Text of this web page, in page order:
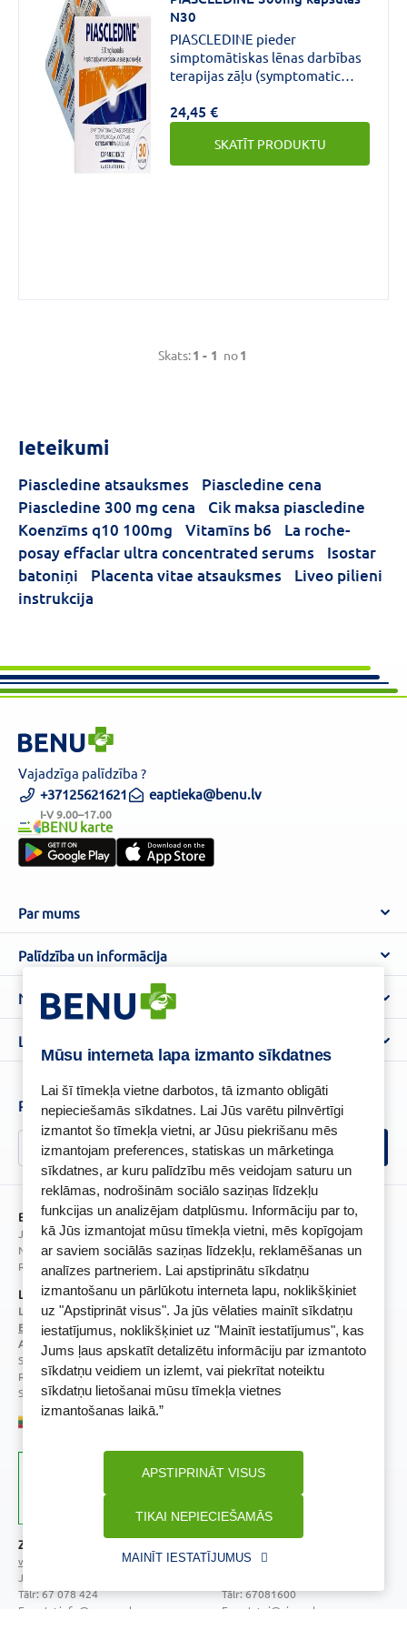
Mūsu interneta lapa izmanto sīkdatnes
Lai šī tīmekļa vietne darbotos, tā izmanto obligāti
nepieciešamās sīkdatnes. Lai Jūs varētu pilnvērtīgi
izmantot šo tīmekļa vietni, ar Jūsu piekrišanu mēs
izmantojam preferences, statiskas un mārketinga
sīkdatnes, ar kuru palīdzību mēs veidojam saturu un
reklāmas, nodrošinām sociālo saziņas līdzekļu
funkcijas un analizējam datplūsmu. Informāciju par to,
kā Jūs izmantojat mūsu tīmekļa vietni, mēs kopīgojam
ar saviem sociālās saziņas līdzekļu, reklamēšanas un
analīzes partneriem. Lai apstiprinātu sīkdatņu
izmantošanu un pārlūkotu interneta lapu, noklikšķiniet
uz "Apstiprināt visus". Ja jūs vēlaties mainīt sīkdatņu
iestatījumus, noklikšķiniet uz "Mainīt iestatījumus", kas
Jums ļaus apskatīt detalizētu informāciju par izmantoto
sīkdatņu veidiem un izlemt, vai piekrītat noteiktu
sīkdatņu lietošanai mūsu tīmekļa vietnes
izmantošanas laikā.”
TIKAI NEPIECIEŠAMĀS
APSTIPRINĀT VISUS
MAINĪT IESTATĪJUMUS
€ līdz €
Zīmols
vielas
Kapsulas (1)
N30
PIASCLEDINE pieder
simptomātiskas lēnas darbības
terapijas zāļu (symptomatic
osteoarthritis, SYSADOA)
grupai osteoartrīta ārstēšanai,
kam raksturīga iedarbība pēc
zināma laika.
24,45 €
SKATĪT PRODUKTU
Skats:1 - 1 no1
Ieteikumi
Piascledine atsauksmes
Piascledine cena
Piascledine 300 mg cena
Cik maksa piascledine
Koenzīms q10 100mg
Vitamīns b6
La roche-
posay effaclar ultra concentrated serums
Isostar
batoniņi
Placenta vitae atsauksmes
Liveo pilieni
instrukcija
Vajadzīga palīdzība ?
+37125621621
I-V 9.00–17.00
eaptieka@benu.lv
BENU karte
Par mums
Par BENU
Benu Blogs
Aptiekas
Palīdzība un informācija
BENU Aptieka kontakti
Piegāde
Biežāk uzdotie jautājumi
Noteikumi
Lietošanas noteikumi
Atteikuma tiesību veidlapa
Privātuma politika
Sīkfailu politika
Videonovērošanas politika
Lojalitātes programma
Senioru priekšrocības
Īpašās priekšrocības
BENU lietotne
BENU lojalitātes programmas noteikumi
Piesakies un esi pirmais, kas uzzina BENU jaunumus!
BENU Aptieka Latvija, SIA
Juridiskā adrese / Faktiskā adrese:
Noliktavu iela 5, Dreiliņi, Stopiņu novads, LV-2130
Reģistrācijas Nr.: 40003252167
Licence
Licences numurs:A00010
E-aptiekas kontakti
Aptiekas vadītāja:
Sertificēta farmaceite: Jeļena Gončarova
Reģistrācijas Nr.: F-0834
Sertifikāta Nr.: 092.2020
Zāļu valsts aģentūra
www.zva.gov.lv
Jersikas iela 15, Rīga
Tālr: 67 078 424
E-pasts: info@zva.gov.lv
www.vi.gov.lv
Tālr: 67081600
E-pasts: vi@vi.gov.lv